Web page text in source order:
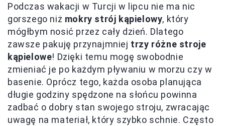
Podczas wakacji w Turcji w lipcu nie ma nic
gorszego niż mokry strój kąpielowy, który
mógłbym nosić przez cały dzień. Dlatego
zawsze pakuję przynajmniej trzy różne stroje
kąpielowe! Dzięki temu mogę swobodnie
zmieniać je po każdym pływaniu w morzu czy w
basenie. Oprócz tego, każda osoba planująca
długie godziny spędzone na słońcu powinna
zadbać o dobry stan swojego stroju, zwracając
uwagę na materiał, który szybko schnie. Często